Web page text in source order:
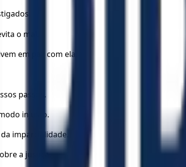
o mal.
em paz com ela.
passos.
injusto.
imparcialidade.
a justiça.